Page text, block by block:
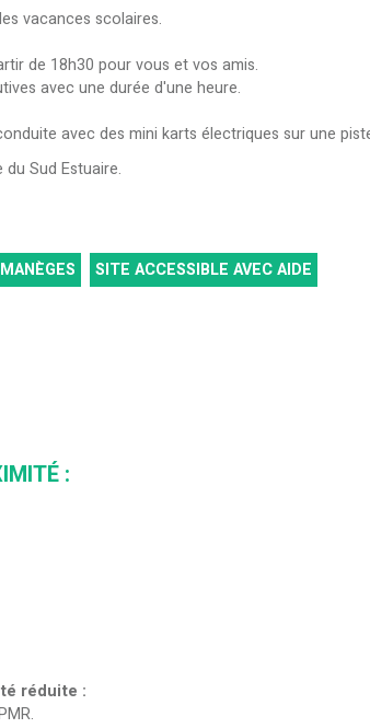
vacances scolaires.
de 18h30 pour vous et vos amis.
avec une durée d'une heure.
avec des mini karts électriques sur une
Sud Estuaire.
SITE ACCESSIBLE AVEC AIDE
:
réduite :